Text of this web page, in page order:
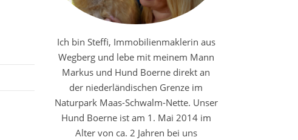
Ich bin Steffi, Immobilienmaklerin aus
Wegberg und lebe mit meinem Mann
Markus und Hund Boerne direkt an
der niederländischen Grenze im
Naturpark Maas-Schwalm-Nette. Unser
Hund Boerne ist am 1. Mai 2014 im
Alter von ca. 2 Jahren bei uns